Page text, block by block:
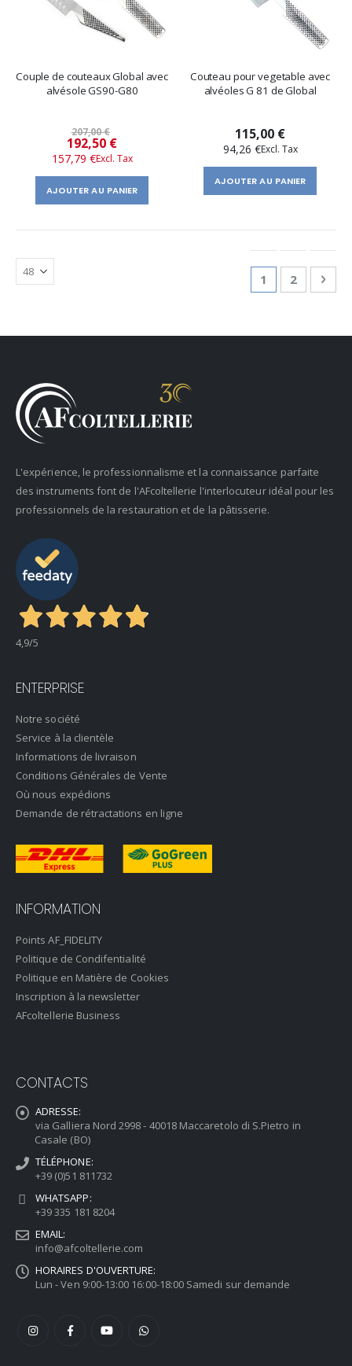
Couple de couteaux Global avec
alvésole GS90-G80
207,00 €
Prix
spécial
192,50 €
157,79 €
AJOUTER AU PANIER
Couteau pour vegetable avec
alvéoles G 81 de Global
115,00 €
94,26 €
AJOUTER AU PANIER
You're
1 Page
2
L'expérience, le professionnalisme et la connaissance parfaite
des instruments font de l'AFcoltellerie l'interlocuteur idéal pour les
professionnels de la restauration et de la pâtisserie.
4,9/5
ENTERPRISE
Notre société
Service à la clientèle
Informations de livraison
Conditions Générales de Vente
Où nous expédions
Demande de rétractations en ligne
INFORMATION
Points AF_FIDELITY
Politique de Condifentialité
Politique en Matière de Cookies
Inscription à la newsletter
AFcoltellerie Business
CONTACTS
ADRESSE:
via Galliera Nord 2998 - 40018 Maccaretolo di S.Pietro in
Casale (BO)
TÉLÉPHONE:
+39 (0)51 811732
WHATSAPP:
+39 335 181 8204
EMAIL:
info@afcoltellerie.com
HORAIRES D'OUVERTURE:
Lun - Ven 9:00-13:00 16:00-18:00 Samedi sur demande